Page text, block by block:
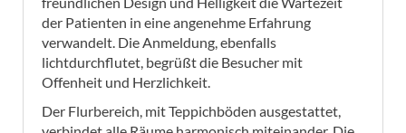
der Patienten in eine angenehme Erfahrung
verwandelt. Die Anmeldung, ebenfalls
lichtdurchflutet, begrüßt die Besucher mit
Offenheit und Herzlichkeit.
Der Flurbereich, mit Teppichböden ausgestattet,